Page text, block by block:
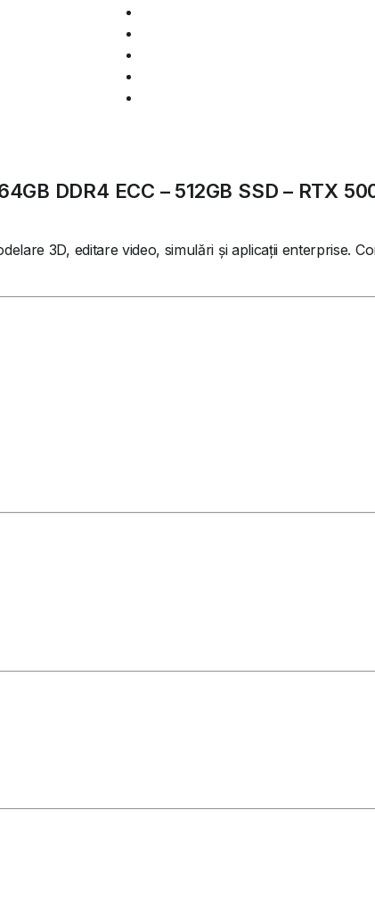
DDR4 ECC – 512GB SSD – RTX
3D, editare video, simulări și aplicații enterprise.